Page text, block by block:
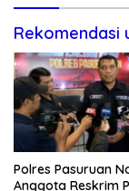
Rekomendasi
Polres Pasuruan
Anggota Reskrim